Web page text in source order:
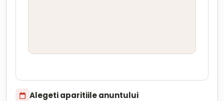
Alegeti aparitiile anuntului